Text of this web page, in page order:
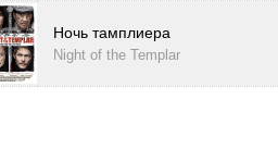
Ночь тамплиера
Night of the Templar